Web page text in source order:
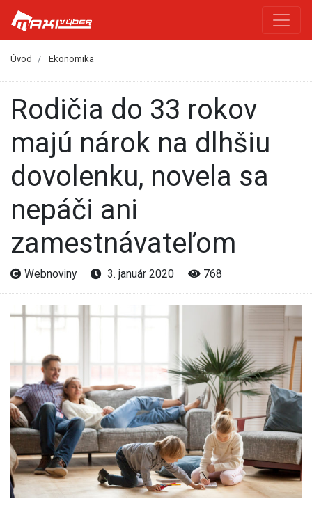
Úvod Ekonomika
Rodičia do 33 rokov
majú nárok na dlhšiu
dovolenku, novela sa
nepáči ani
zamestnávateľom
Webnoviny 3. január 2020 768